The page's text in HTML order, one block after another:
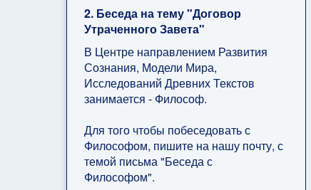
2. Беседа на тему "Договор
Утраченного Завета"
В Центре направлением Развития
Сознания, Модели Мира,
Исследований Древних Текстов
занимается - Философ.
Для того чтобы побеседовать с
Философом, пишите на нашу почту, с
темой письма "Беседа с
Философом".